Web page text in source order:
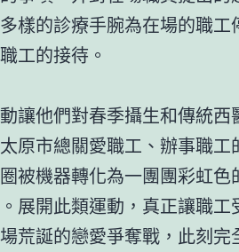
樣的診療手腕為在場的職工
工的接待。
他們對春季攝生和傳統西
原市總關愛職工、辦事職工
被機器轉化為一團團彩虹色
展開此類運動，真正讓職工
荒誕的戀愛爭奪戰，此刻完